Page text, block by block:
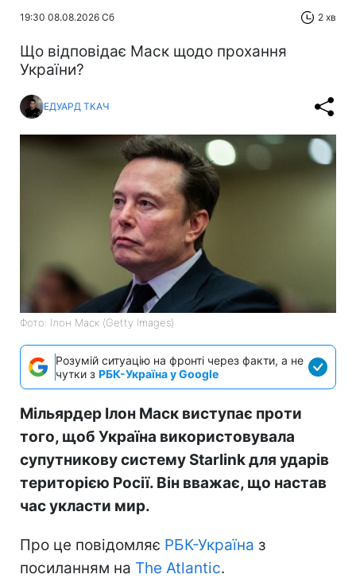
19:30 08.08.2026 Сб 2 хв
Що відповідає Маск щодо прохання
України?
ЕДУАРД ТКАЧ
Фото: Ілон Маск (Getty Images)
Розумій ситуацію на фронті через факти, а не
чутки з РБК-Україна у Google
Мільярдер Ілон Маск виступає проти
того, щоб Україна використовувала
супутникову систему Starlink для ударів
територією Росії. Він вважає, що настав
час укласти мир.
Про це повідомляє РБК-Україна з
посиланням на The Atlantic.